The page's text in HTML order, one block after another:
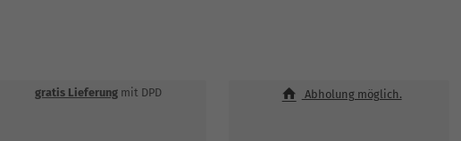
gratis Lieferung mit DPD Abholung möglich.